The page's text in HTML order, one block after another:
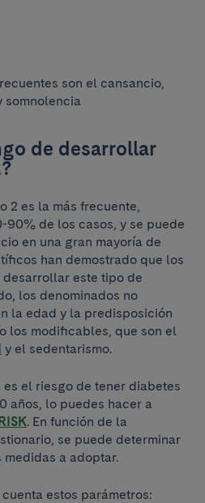
son el cansancio,
somnolencia
de desarrollar
2 es la más frecuente,
90% de los casos, y se puede
en una gran mayoría de
han demostrado que los
este tipo de
los denominados no
la edad y la predisposición
los modificables, que son el
y el sedentarismo.
el riesgo de tener diabetes
años, lo puedes hacer a
. En función de la
se puede determinar
a adoptar.
estos parámetros: